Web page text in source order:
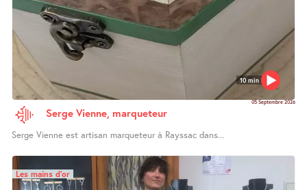
10 min
05 Septembre 2026
Serge Vienne, marqueteur
Serge Vienne est artisan marqueteur à Rayssac dans...
Les mains d’or